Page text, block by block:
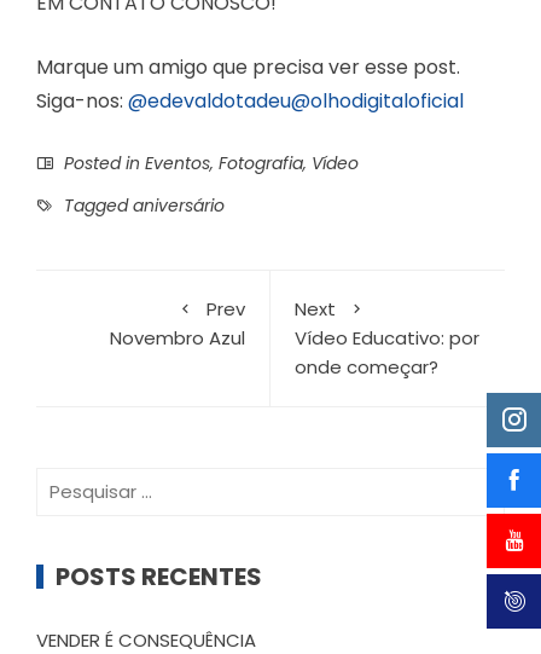
Marque um amigo que precisa ver esse post.
Siga-nos: @edevaldotadeu@olhodigitaloficial
Posted in Eventos, Fotografia, Vídeo
Taggedaniversário
Prev
Novembro Azul
Next
Vídeo Educativo: por
onde começar?
Pesquisar
POSTS RECENTES
VENDER É CONSEQUÊNCIA